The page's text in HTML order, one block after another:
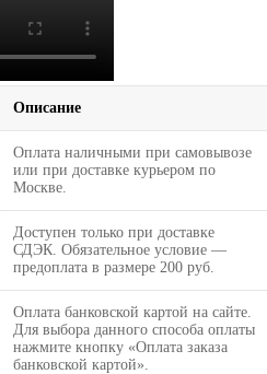
Описание
Оплата наличными при самовывозе
или при доставке курьером по
Москве.
Доступен только при доставке
СДЭК. Обязательное условие —
предоплата в размере 200 руб.
Оплата банковской картой на сайте.
Для выбора данного способа оплаты
нажмите кнопку «Оплата заказа
банковской картой».